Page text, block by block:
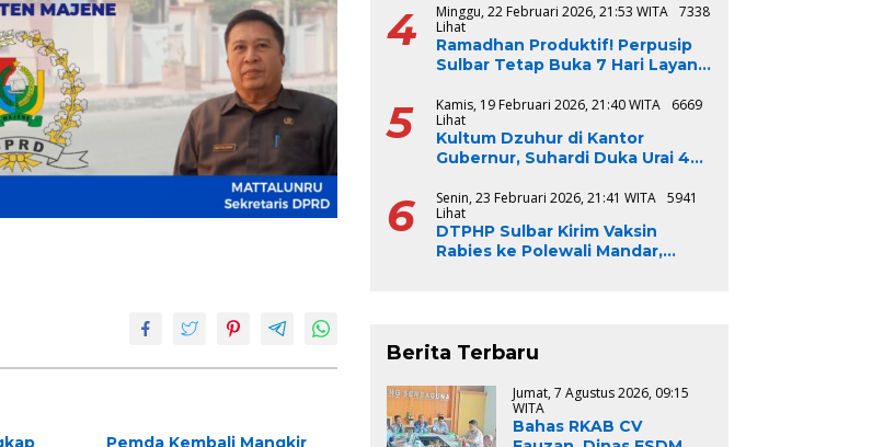
Pemda Kembali Mangkir
2024-2025, Capai 100 Persen
4 Minggu, 22 Februari 2026, 21:53 WITA
7338
Lihat
Ramadhan Produktif! Perpusip
Sulbar Tetap Buka 7 Hari Layani
5 Kamis, 19 Februari 2026, 21:40 WITA
6669
Lihat
Kultum Dzuhur di Kantor
Gubernur, Suhardi Duka Urai 4
6 Senin, 23 Februari 2026, 21:41 WITA
5941
Lihat
DTPHP Sulbar Kirim Vaksin
Rabies ke Polewali Mandar,
Berita Terbaru
Jumat, 7 Agustus 2026, 09:15
WITA
Bahas RKAB CV